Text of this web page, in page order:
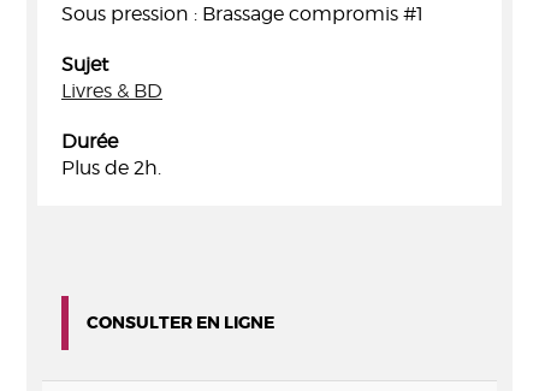
Sous pression : Brassage compromis #1
Sujet
Livres & BD
Durée
Plus de 2h.
CONSULTER EN LIGNE